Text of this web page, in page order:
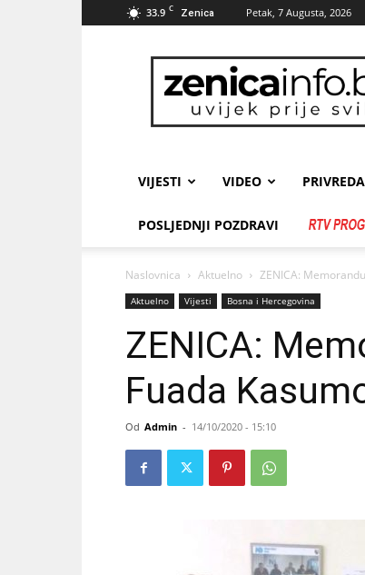
33.9 C Zenica Petak, 7 Augusta, 2026
zenicainfo.ba
VIJESTI VIDEO PRIVREDA
POSLJEDNJI POZDRAVI
Naslovnica Aktuelno ZENICA:
Aktuelno Vijesti Bosna i Hercegovina
ZENICA:
Fuada
Od Admin - 14/10/2020 - 15:10